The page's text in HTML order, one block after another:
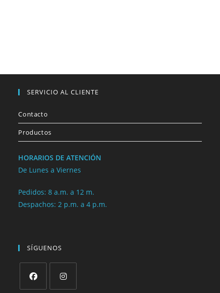
SERVICIO AL CLIENTE
Contacto
Productos
HORARIOS DE ATENCIÓN
De Lunes a Viernes
Pedidos: 8 a.m. a 12 m.
Despachos: 2 p.m. a 4 p.m.
SÍGUENOS